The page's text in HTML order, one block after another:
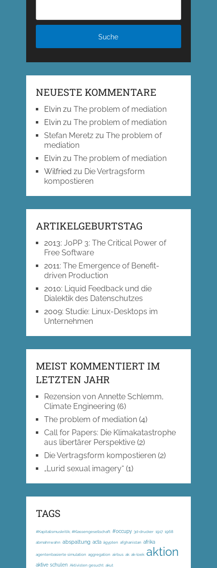
NEUESTE KOMMENTARE
Elvinzu The problem of mediation
Elvinzu The problem of mediation
Stefan Meretzzu The problem of
mediation
Elvinzu The problem of mediation
Wilfried zu Die Vertragsform
kompostieren
ARTIKELGEBURTSTAG
2013: JoPP 3: The Critical Power of
Free Software
2011: The Emergence of Benefit-
driven Production
2010: Liquid Feedback und die
Dialektik des Datenschutzes
2009: Studie: Linux-Desktops im
Unternehmen
MEIST KOMMENTIERT IM
LETZTEN JAHR
Rezension von Annette Schlemm,
Climate Engineering (6)
The problem of mediation(4)
Call for Papers: Die Klimakatastrophe
aus libertärer Perspektive(2)
Die Vertragsform kompostieren(2)
„Lurid sexual imagery“ (1)
TAGS
#Kapitalismuskritik; #Klassengesellschaft #occupy 3d-drucker 1917 1968
abmahnwahn abspaltung acta ägypten afghanistan afrika
agentenbasierte simulation aggregation airbus ak ak-loek aktion
aktive schulen Aktivisten gesucht akut